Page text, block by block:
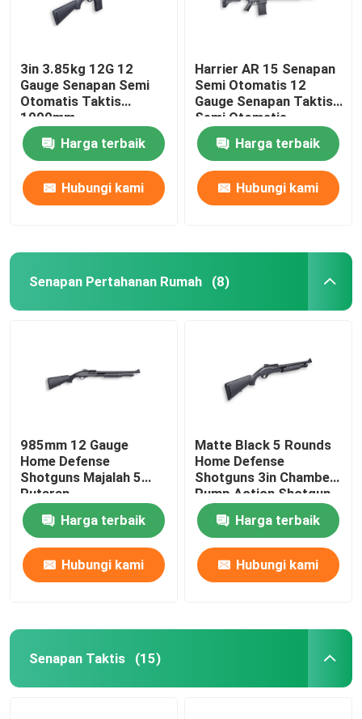
3in 3.85kg 12G 12
Gauge Senapan Semi
Otomatis Taktis
1000mm
Harga terbaik
Hubungi kami
Harrier AR 15 Senapan
Semi Otomatis 12
Gauge Senapan Taktis
Semi Otomatis
Pertahanan Rumah
Harga terbaik
Hubungi kami
Senapan Pertahanan Rumah (8)
985mm 12 Gauge
Home Defense
Shotguns Majalah 5
Putaran
Harga terbaik
Hubungi kami
Matte Black 5 Rounds
Home Defense
Shotguns 3in Chamber
Pump Action Shotgun
Harga terbaik
Hubungi kami
Senapan Taktis (15)